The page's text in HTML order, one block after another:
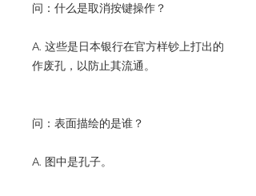
问：什么是取消按键操作？
A. 这些是日本银行在官方样钞上打出的
作废孔，以防止其流通。
问：表面描绘的是谁？
A. 图中是孔子。